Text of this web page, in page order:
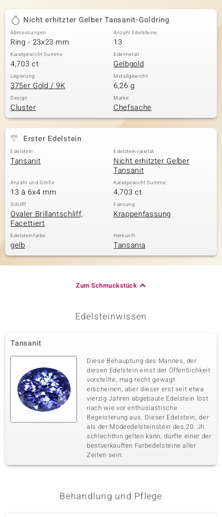
Classics
Nicht erhitzter Gelber Tansanit-Goldring
Abmessungen
Ring - 23x23 mm
Anzahl Edelsteine
13
Karatgewicht Summe
4,703 ct
Edelmetall
Gelbgold
Legierung
375er Gold / 9K
Metallgewicht
6,26 g
Design
Cluster
Marke
Chefsache
Erster Edelstein
Edelstein
Tansanit
Edelsteinvarietät
Nicht erhitzter Gelber
Tansanit
Anzahl und Größe
13 à 6x4 mm
Karatgewicht Summe
4,703 ct
Schliff
Ovaler Brillantschliff,
Facettiert
Fassung
Krappenfassung
Edelsteinfarbe
gelb
Herkunft
Tansania
Zum Schmuckstück
Edelsteinwissen
Tansanit
Diese Behauptung des Mannes, der
diesen Edelstein einst der Öffentlichkeit
vorstellte, mag recht gewagt
erscheinen, aber dieser erst seit etwa
vierzig Jahren abgebaute Edelstein löst
nach wie vor enthusiastische
Begeisterung aus. Dieser Edelstein, der
als der Modeedelsteinstein des 20. Jh.
schlechthin gelten kann, dürfte einer der
bestverkauften Farbedelsteine aller
Zeiten sein.
Behandlung und Pflege